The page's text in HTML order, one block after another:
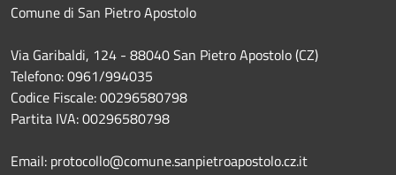
Comune di San Pietro Apostolo
Via Garibaldi, 124 - 88040 San Pietro Apostolo (CZ)
Telefono: 0961/994035
Codice Fiscale: 00296580798
Partita IVA: 00296580798
Email: protocollo@comune.sanpietroapostolo.cz.it